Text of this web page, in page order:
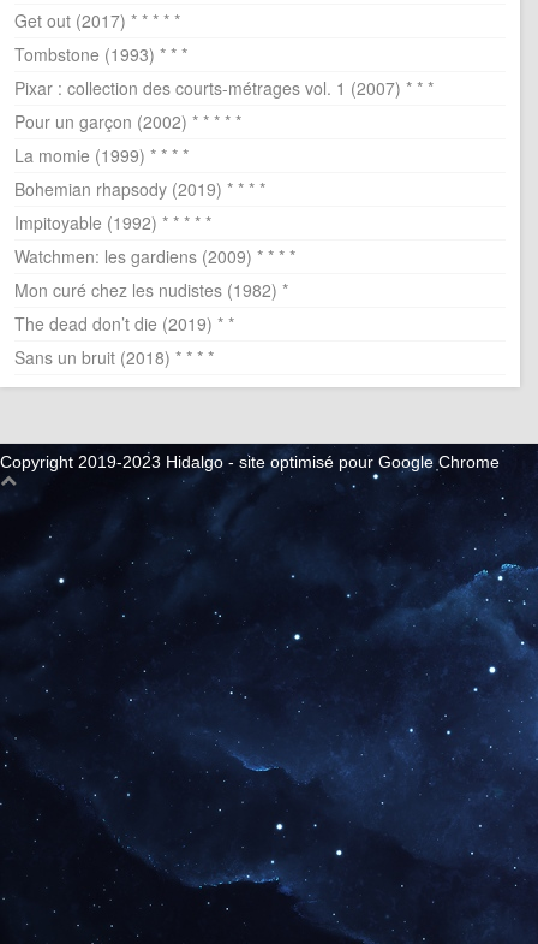
Get out (2017) * * * * *
Tombstone (1993) * * *
Pixar : collection des courts-métrages vol. 1 (2007) * * *
Pour un garçon (2002) * * * * *
La momie (1999) * * * *
Bohemian rhapsody (2019) * * * *
Impitoyable (1992) * * * * *
Watchmen: les gardiens (2009) * * * *
Mon curé chez les nudistes (1982) *
The dead don’t die (2019) * *
Sans un bruit (2018) * * * *
Copyright 2019-2023 Hidalgo - site optimisé pour Google Chrome